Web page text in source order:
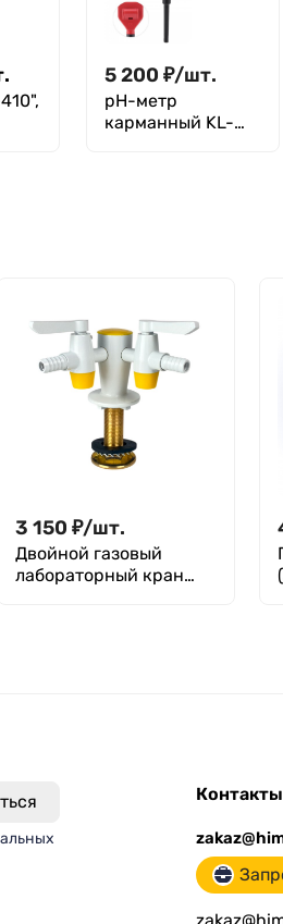
5 200 ₽/шт.
pH-метр
карманный KL-
3 150 ₽/шт.
Двойной газовый
лабораторный кран
Контакты